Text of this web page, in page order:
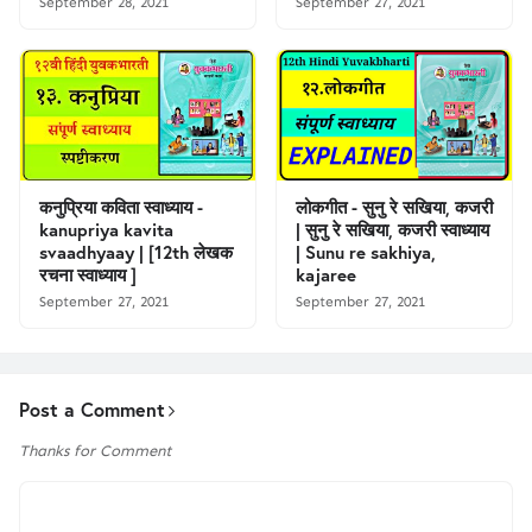
कनुप्रिया कविता स्वाध्याय -
kanupriya kavita
svaadhyaay | [12th लेखक
रचना स्वाध्याय ]
September 27, 2021
लोकगीत - सुनु रे सखिया, कजरी
| सुनु रे सखिया, कजरी स्वाध्याय
| Sunu re sakhiya,
kajaree
September 27, 2021
Post a Comment
Thanks for Comment